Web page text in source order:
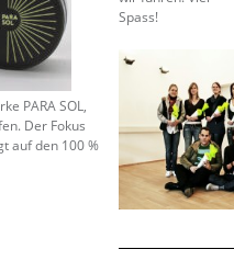
PARA SOL,
Der Fokus
auf den 100 %
Spass!